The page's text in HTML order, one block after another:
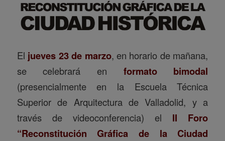
El jueves 23 de marzo, en horario de mañana,
se celebrará en formato bimodal
(presencialmente en la Escuela Técnica
Superior de Arquitectura de Valladolid, y a
través de videoconferencia) el II Foro
“Reconstitución Gráfica de la Ciudad